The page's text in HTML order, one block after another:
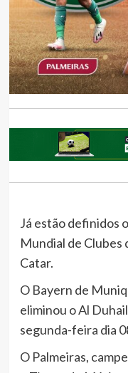
Já estão definidos
Mundial de Clubes
Catar.
O Bayern de
eliminou o Al
segunda-feira dia
O Palmeiras,